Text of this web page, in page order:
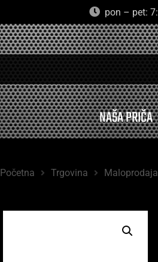
pon – pet:
NAŠA PRIČA
Početna Trgovina Maloprodaja